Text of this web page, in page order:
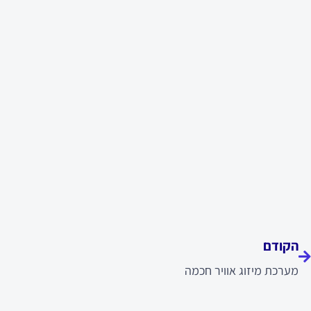
הקודם
מערכת מיזוג אוויר חכמה